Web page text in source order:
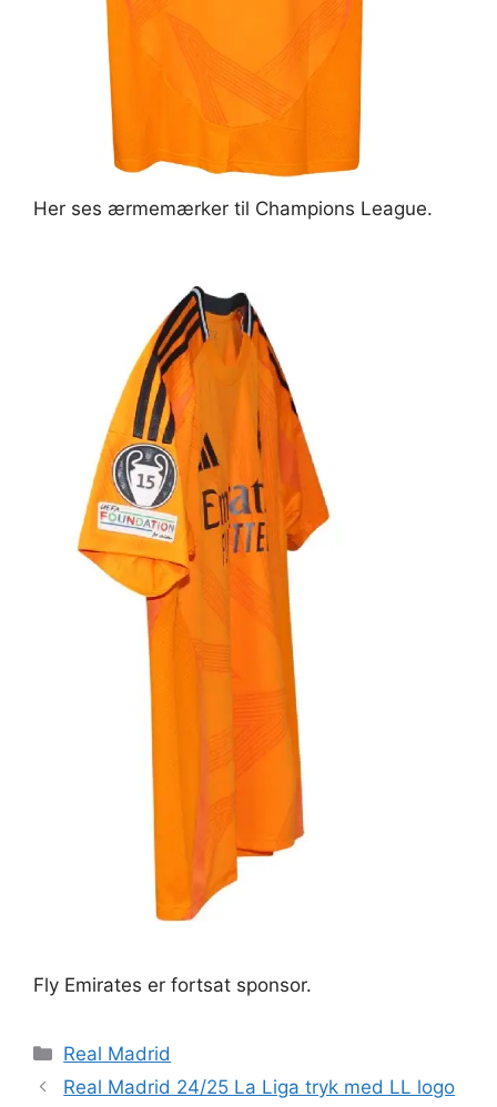
Her ses ærmemærker til Champions League.
Fly Emirates er fortsat sponsor.
Kategorier
Real Madrid
Real Madrid 24/25 La Liga tryk med LL logo